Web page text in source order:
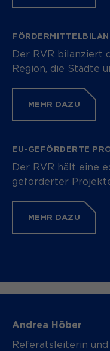
Der RVR bilanziert
Region, die Städte
MEHR DAZU
EU-GEFÖRDERTE
Der RVR hält eine
geförderter
MEHR DAZU
Andrea Höber
Referatsleiterin